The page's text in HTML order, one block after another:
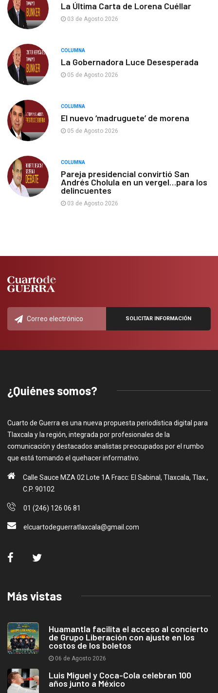
La Última Carta de Lorena Cuéllar
03 de Agosto 2026
COLUMNA
La Gobernadora Luce Desesperada
05 de Agosto 2026
COLUMNA
El nuevo ‘madruguete’ de morena
05 de Agosto 2026
COLUMNA
Pareja presidencial convirtió San
Andrés Cholula en un vergel…para los
delincuentes
03 de Agosto 2026
¿Quiénes somos?
Cuarto de Guerra es una nueva propuesta periodística digital para
Tlaxcala y la región, integrada por profesionales de la
comunicación y destacados analistas preocupados por el rumbo
que está tomando el quehacer informativo.
Calle Sauce MZA 02 Lote 1A Fracc: El Sabinal, Tlaxcala, Tlax.,
C.P. 90102
01 (246) 126 06 81
elcuartodeguerratlaxcala@gmail.com
Más vistas
Huamantla facilita el acceso al concierto
de Grupo Liberación con ajuste en los
costos de los boletos
06 de Agosto 2026
Luis Miguel y Coca-Cola celebran 100
años junto a México